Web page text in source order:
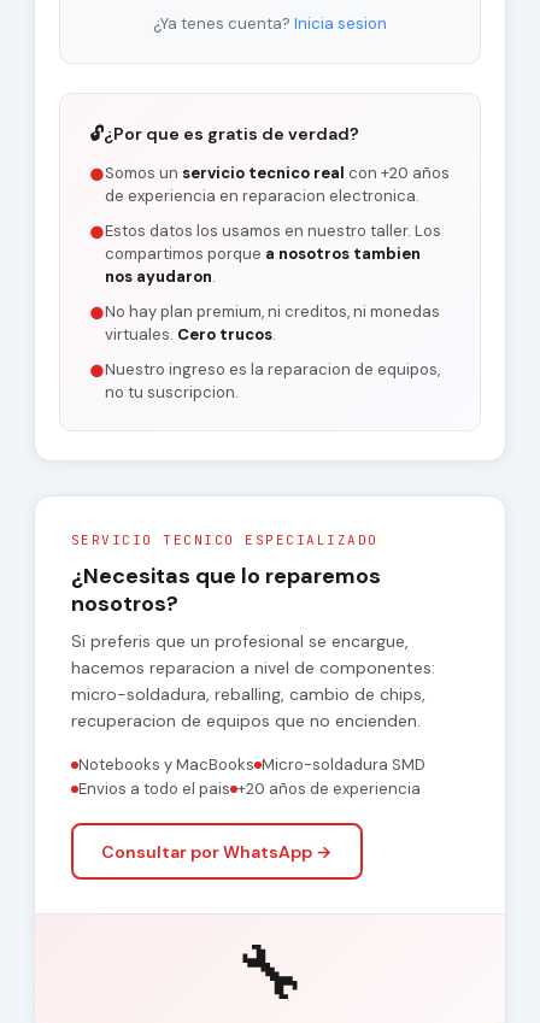
¿Ya tenes cuenta? Inicia sesion
🔓¿Por que es gratis de verdad?
●Somos un servicio tecnico real con +20 años
de experiencia en reparacion electronica.
●Estos datos los usamos en nuestro taller. Los
compartimos porque a nosotros tambien
nos ayudaron.
●No hay plan premium, ni creditos, ni monedas
virtuales. Cero trucos.
●Nuestro ingreso es la reparacion de equipos,
no tu suscripcion.
SERVICIO TECNICO ESPECIALIZADO
¿Necesitas que lo reparemos
nosotros?
Si preferis que un profesional se encargue,
hacemos reparacion a nivel de componentes:
micro-soldadura, reballing, cambio de chips,
recuperacion de equipos que no encienden.
Notebooks y MacBooks Micro-soldadura SMD
Envios a todo el pais +20 años de experiencia
Consultar por WhatsApp →
🔧